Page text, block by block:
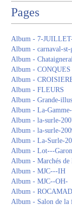
Pages
Album - 7-
Album - carnaval-st-
Album -
Album - CONQUES
Album -
Album - FLEURS
Album - Grande-
Album - La-
Album - la-surle-
Album - la-surle-
Album - La-Surle-
Album - Lot---
Album - Marchés de
Album - MJC---IH
Album - MJC--OH-
Album -
Album - Salon de la